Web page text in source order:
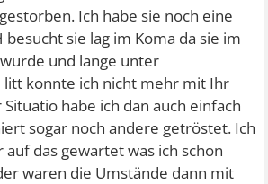
Ich habe sie noch eine
besucht sie lag im Koma da sie im
und lange unter
litt konnte ich nicht mehr mit Ihr
habe ich dan auch einfach
sogar noch andere getröstet. Ich
das gewartet was ich schon
waren die Umstände dann mit